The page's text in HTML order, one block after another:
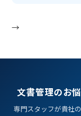
→
文書管理のお
専門スタッフが貴社